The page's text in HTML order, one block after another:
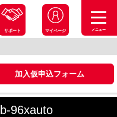
サポート マイページ メニュー
加入仮申込フォーム
96xauto